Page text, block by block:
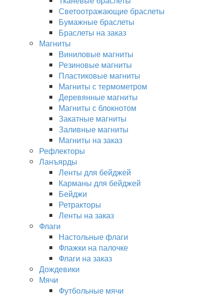
Светоотражающие браслеты
Бумажные браслеты
Браслеты на заказ
Магниты
Виниловые магниты
Резиновые магниты
Пластиковые магниты
Магниты с термометром
Деревянные магниты
Магниты с блокнотом
Закатные магниты
Заливные магниты
Магниты на заказ
Рефлекторы
Ланъярды
Ленты для бейджей
Карманы для бейджей
Бейджи
Ретракторы
Ленты на заказ
Флаги
Настольные флаги
Флажки на палочке
Флаги на заказ
Дождевики
Мячи
Футбольные мячи